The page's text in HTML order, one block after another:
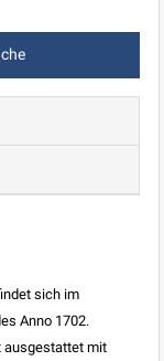
sich im
Anno 1702.
ausgestattet mit